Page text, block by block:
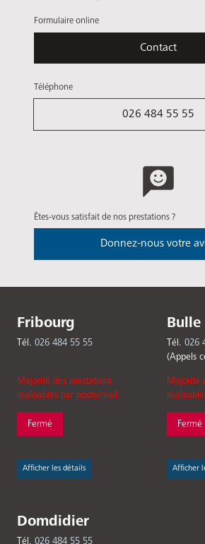
Formulaire online
Contact
Téléphone
026 484 55 55
Êtes-vous satisfait de nos prestations ?
Donnez-nous votre
Fribourg
Tél. 026 484 55 55
Majorité des prestations
réalisables par poste/mail.
Fermé
Afficher les détails
Bulle
Tél. 026
(Appels
Majorité
Fermé
Afficher
Domdidier
Tél. 026 484 55 55